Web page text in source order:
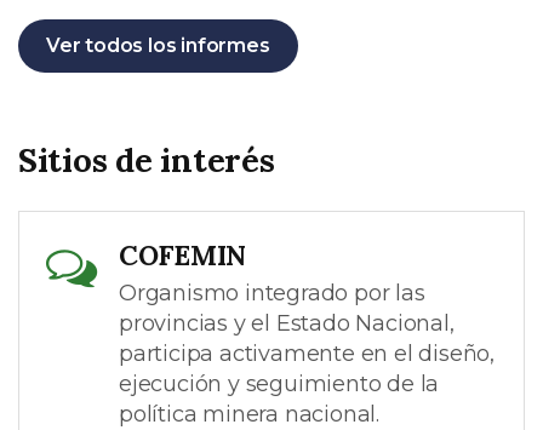
Ver todos los informes
Sitios de interés
COFEMIN
Organismo integrado por las
provincias y el Estado Nacional,
participa activamente en el diseño,
ejecución y seguimiento de la
política minera nacional.